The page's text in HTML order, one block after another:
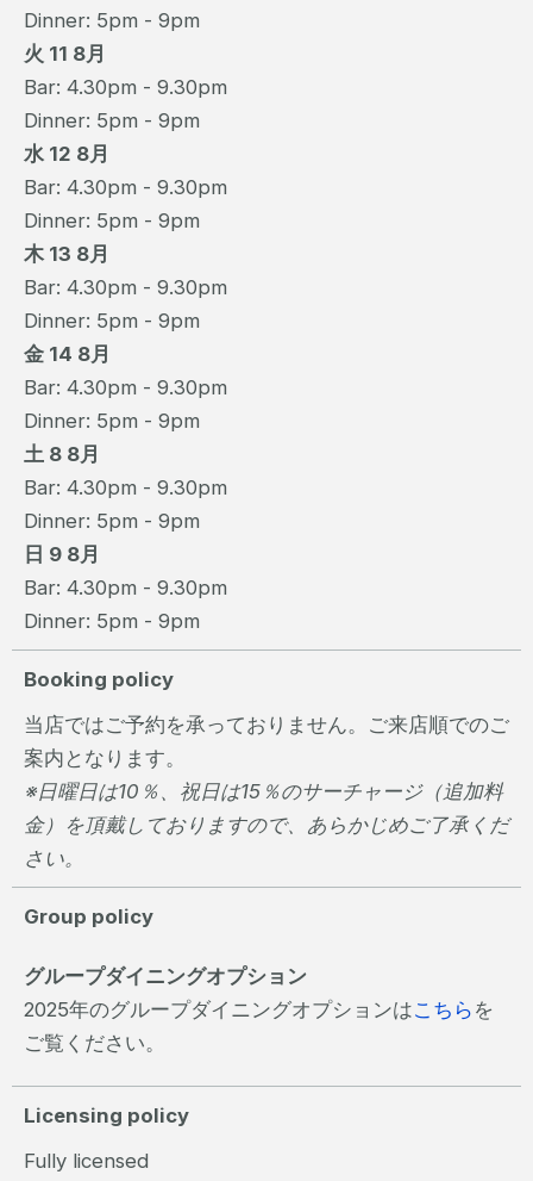
Dinner: 5pm - 9pm
火 11 8月
Bar: 4.30pm - 9.30pm
Dinner: 5pm - 9pm
水 12 8月
Bar: 4.30pm - 9.30pm
Dinner: 5pm - 9pm
木 13 8月
Bar: 4.30pm - 9.30pm
Dinner: 5pm - 9pm
金 14 8月
Bar: 4.30pm - 9.30pm
Dinner: 5pm - 9pm
土 8 8月
Bar: 4.30pm - 9.30pm
Dinner: 5pm - 9pm
日 9 8月
Bar: 4.30pm - 9.30pm
Dinner: 5pm - 9pm
Booking policy
当店ではご予約を承っておりません。ご来店順でのご
案内となります。
※日曜日は10％、祝日は15％のサーチャージ（追加料
金）を頂戴しておりますので、あらかじめご了承くだ
さい。
Group policy
グループダイニングオプション
2025年のグループダイニングオプションはこちら を
ご覧ください。
Licensing policy
Fully licensed